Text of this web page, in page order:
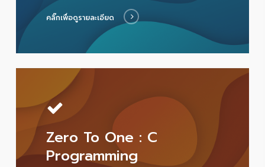
คลิ๊กเพื่อดูรายละเอียด
Zero To One : C
Programming